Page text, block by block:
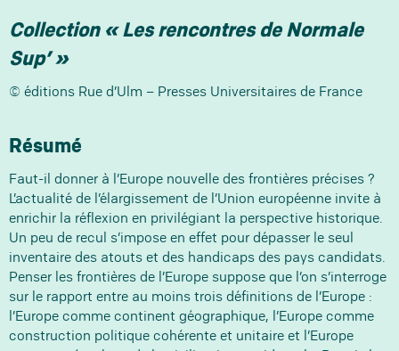
Collection « Les rencontres de Normale
Sup’ »
© éditions Rue d’Ulm – Presses Universitaires de France
Résumé
Faut-il donner à l’Europe nouvelle des frontières précises ?
L’actualité de l’élargissement de l’Union européenne invite à
enrichir la réflexion en privilégiant la perspective historique.
Un peu de recul s’impose en effet pour dépasser le seul
inventaire des atouts et des handicaps des pays candidats.
Penser les frontières de l’Europe suppose que l’on s’interroge
sur le rapport entre au moins trois définitions de l’Europe :
l’Europe comme continent géographique, l’Europe comme
construction politique cohérente et unitaire et l’Europe